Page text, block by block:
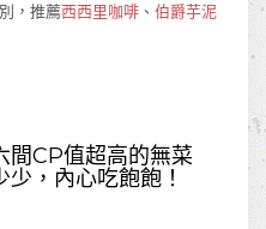
，推薦西西里咖啡 、 伯爵芋泥
間CP值超高的無菜
，內心吃飽飽！